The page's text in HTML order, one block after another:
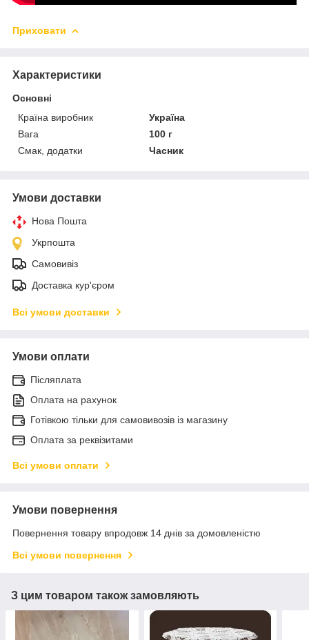
Приховати
Характеристики
Основні
Країна виробник
Україна
Вага
100 г
Смак, додатки
Часник
Умови доставки
Нова Пошта
Укрпошта
Самовивіз
Доставка кур'єром
Всі умови доставки
Умови оплати
Післяплата
Оплата на рахунок
Готівкою тільки для самовивозів із магазину
Оплата за реквізитами
Всі умови оплати
Умови повернення
Повернення товару впродовж 14 днів за домовленістю
Всі умови повернення
З цим товаром також замовляють